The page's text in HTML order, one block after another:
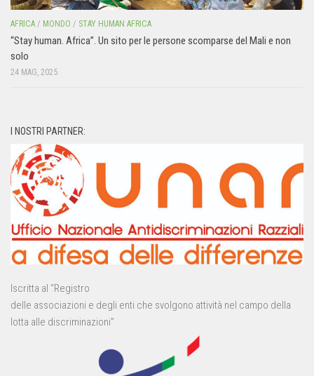
AFRICA / MONDO / STAY HUMAN AFRICA
“Stay human. Africa”. Un sito per le persone scomparse del Mali e non
solo
24 MAG, 2025
I NOSTRI PARTNER:
Iscritta al “Registro
delle associazioni e degli enti che svolgono attività nel campo della
lotta alle discriminazioni”